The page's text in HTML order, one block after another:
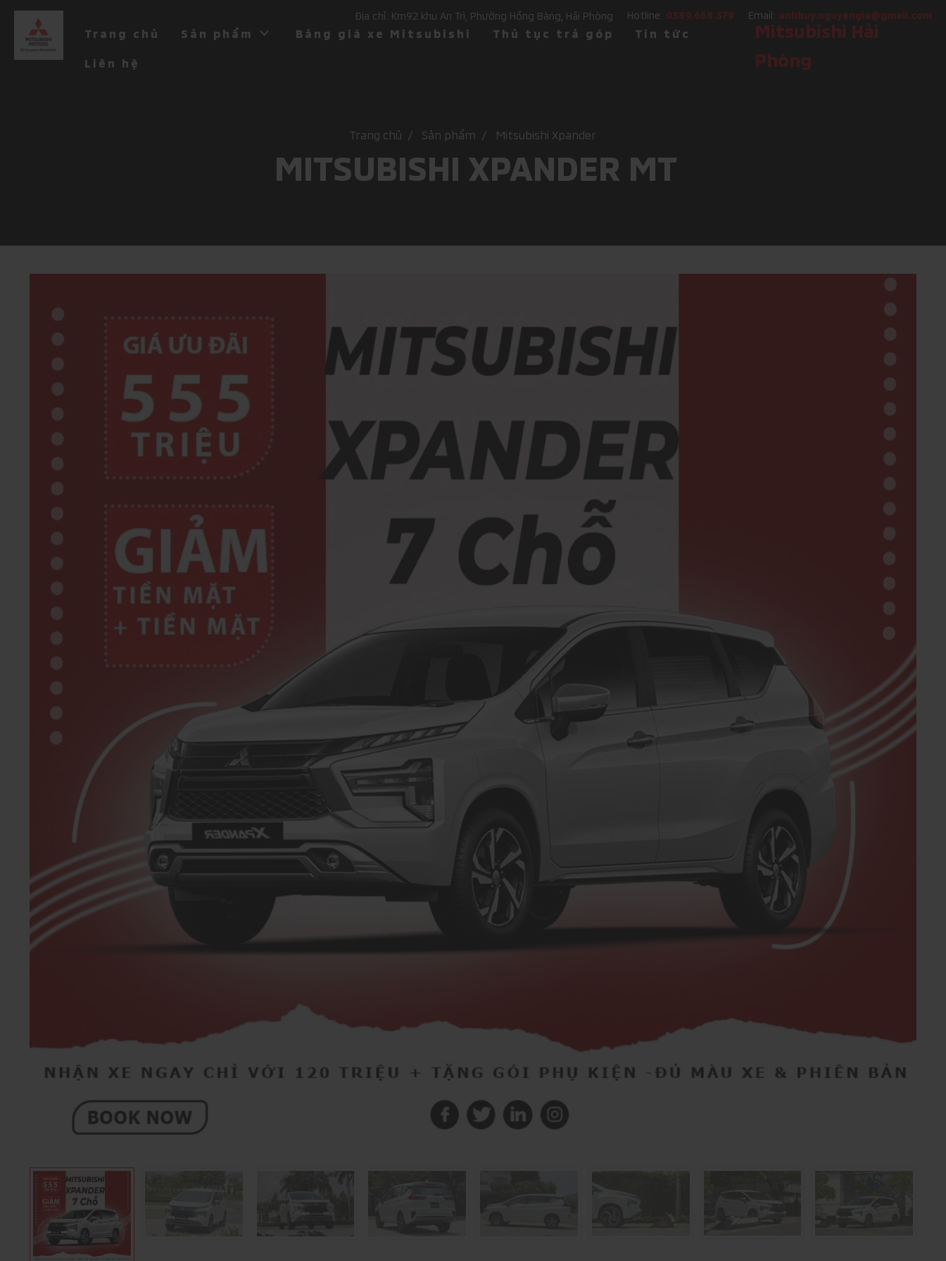
Trang chủ Sản phẩm Bảng giá xe Mitsubishi Thủ tục trả góp
Tin tức
Liên hệ
Mitsubishi Hải
Phòng
Địa chỉ: Km92 khu An Trì, Phường Hồng Bàng, Hải Phòng Hotline: 0389.668.379 Email: anhhuy.nguyengia@gmail.com
Trang chủ Sản phẩm Mitsubishi Xpander
MITSUBISHI XPANDER MT